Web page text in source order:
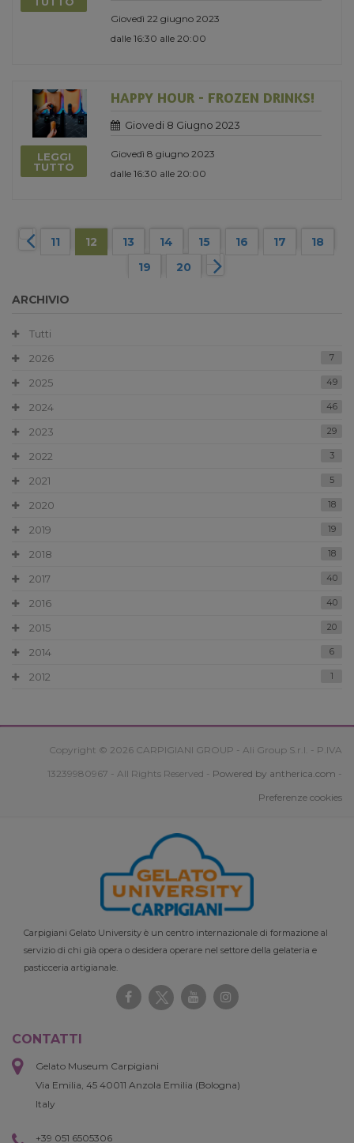
Giovedì 22 giugno 2023
dalle 16:30 alle 20:00
LEGGI
TUTTO
HAPPY HOUR - FROZEN DRINKS!
Giovedi 8 Giugno 2023
Giovedì 8 giugno 2023
dalle 16:30 alle 20:00
11 12 13 14 15 16 17
18
19
20
ARCHIVIO
Tutti
2026
7
2025 49
2024 46
2023 29
2022 3
2021 5
2020 18
2019 19
2018 18
2017 40
2016 40
2015 20
2014 6
2012 1
Copyright © 2026 CARPIGIANI GROUP - Ali Group S.r.l. - P.IVA
13239980967 - All Rights Reserved - Powered by antherica.com -
Preferenze cookies
Carpigiani Gelato University è un centro internazionale di formazione al
servizio di chi già opera o desidera operare nel settore della gelateria e
pasticceria artigianale.
CONTATTI
Gelato Museum Carpigiani
Via Emilia, 45 40011 Anzola Emilia (Bologna)
Italy
+39 051 6505306